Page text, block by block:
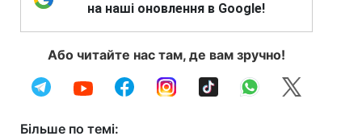
на наші оновлення в Google!
Або читайте нас там, де вам зручно!
Більше по темі: